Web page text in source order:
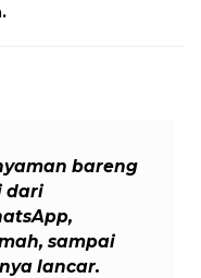
bareng
dari
sampai
lancar.